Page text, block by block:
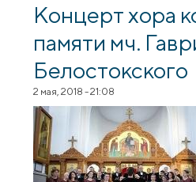
Концерт хора
памяти мч.
Белостокского
2 мая, 2018 - 21:08